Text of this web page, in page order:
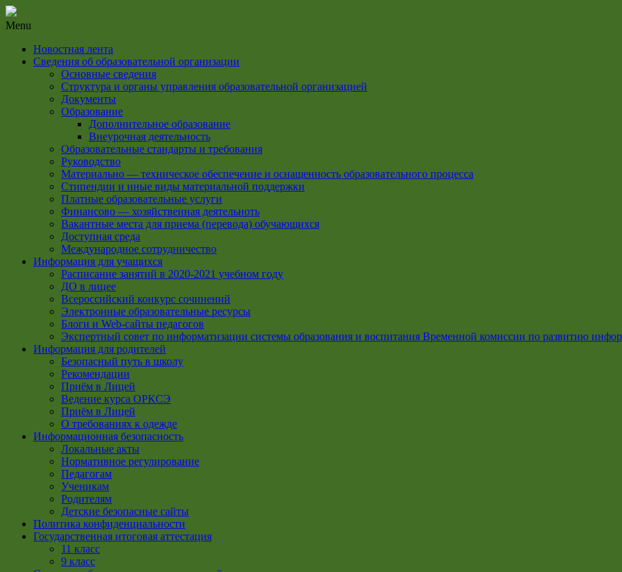
Menu
Новостная лента
Сведения об образовательной организации
Основные сведения
Структура и органы управления образовательной организацией
Документы
Образование
Дополнительное образование
Внеурочная деятельность
Образовательные стандарты и требования
Руководство
Материально — техническое обеспечение и оснащенность образовательного процесса
Стипендии и иные виды материальной поддержки
Платные образовательные услуги
Финансово — хозяйственная деятельноть
Вакантные места для приема (перевода) обучающихся
Доступная среда
Международное сотрудничество
Информация для учащихся
Расписание занятий в 2020-2021 учебном году
ДО в лицее
Всероссийский конкурс сочинений
Электронные образовательные ресурсы
Блоги и Web-сайты педагогов
Экспертный совет по информатизации системы образования и воспитания Временной комиссии по развитию
Информация для родителей
Безопасный путь в школу
Рекомендации
Приём в Лицей
Ведение курса ОРКСЭ
Приём в Лицей
О требованиях к одежде
Информационная безопасность
Локальные акты
Нормативное регулирование
Педагогам
Ученикам
Родителям
Детские безопасные сайты
Политика конфиденциальности
Государственная итоговая аттестация
11 класс
9 класс